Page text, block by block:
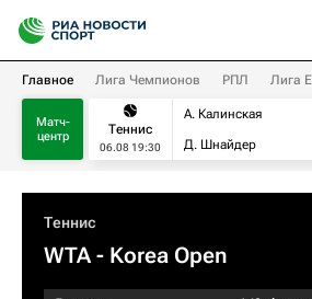
Главное Лига Чемпионов РПЛ Лига
Матч-
центр
Теннис
06.08 19:30
А. Калинская
Д. Шнайдер
Теннис
WTA- Korea Open